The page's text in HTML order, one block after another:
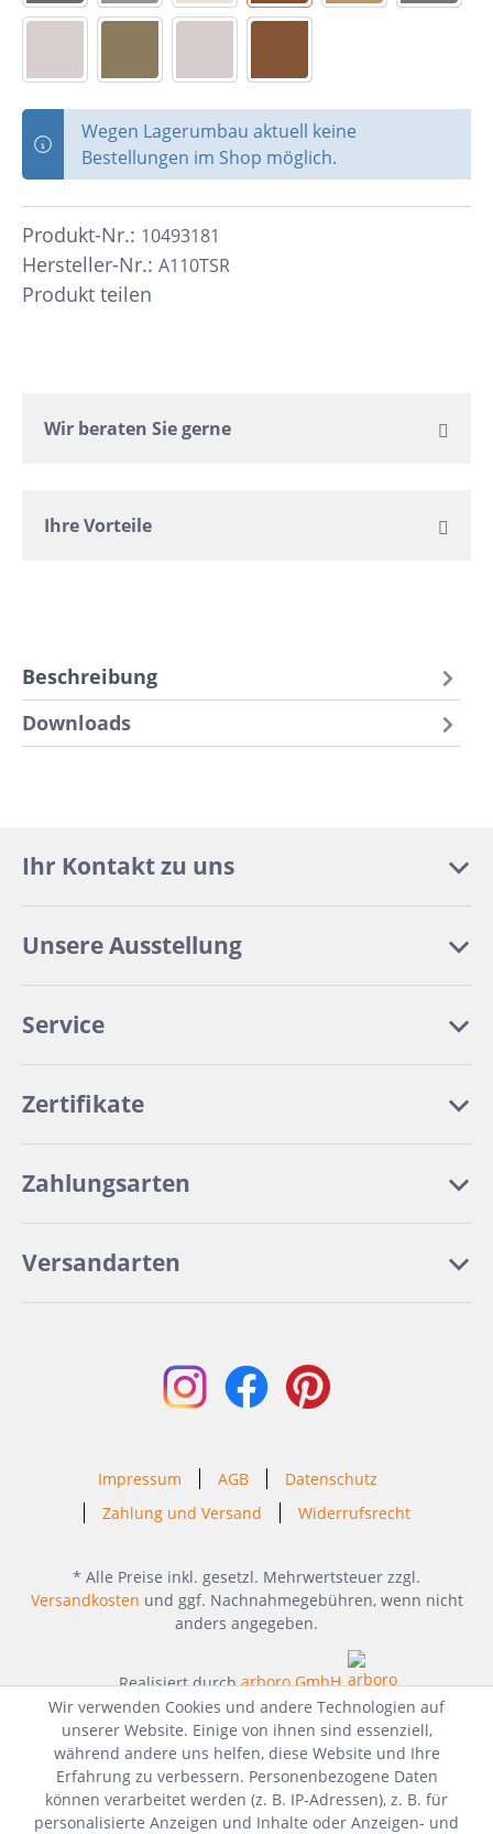
Wegen Lagerumbau aktuell keine
Bestellungen im Shop möglich.
Hersteller-Nr.: A110TSR
Produkt-Nr.: 10493181
Produkt teilen
Wir beraten Sie gerne
Ihre Vorteile
Beschreibung
Downloads
Ihr Kontakt zu uns
Unsere Ausstellung
Service
Zertifikate
Zahlungsarten
Versandarten
Impressum AGB
Datenschutz
Zahlung und Versand
Widerrufsrecht
* Alle Preise inkl. gesetzl. Mehrwertsteuer zzgl.
Versandkosten und ggf. Nachnahmegebühren, wenn nicht
anders angegeben.
Realisiert durcharboro GmbH
Wir verwenden Cookies und andere Technologien auf
unserer Website. Einige von ihnen sind essenziell,
während andere uns helfen, diese Website und Ihre
Erfahrung zu verbessern. Personenbezogene Daten
können verarbeitet werden (z. B. IP-Adressen), z. B. für
personalisierte Anzeigen und Inhalte oder Anzeigen- und